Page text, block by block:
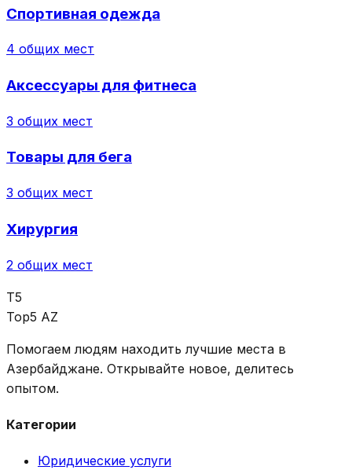
Спортивная одежда
4 общих мест
Аксессуары для фитнеса
3 общих мест
Товары для бега
3 общих мест
Хирургия
2 общих мест
T5
Top5 AZ
Помогаем людям находить лучшие места в
Азербайджане. Открывайте новое, делитесь
опытом.
Категории
Юридические услуги